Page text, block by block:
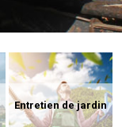
Entretien de jardin